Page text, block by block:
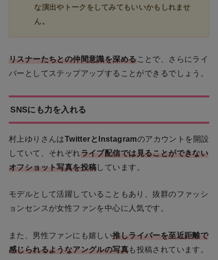
な演出やトークをしてみてもいいかもしれませ
ん。
リスナーたちとの仲間意識を深める ことで、さらにライ
バーとしてステップアップすることができるでしょう。
SNSにも力を入れる
村上ゆりさんはTwitterとInstagramのアカウントを開設
していて、それぞれライブ配信では見ることができない
オフショット写真を投稿しています。
モデルとして活躍していることもあり、抜群のファッシ
ョンセンスが女性ファンを中心に人気です。
また、男性ファンにも嬉しい推しライバーを至近距離で
感じられるようなアングルの写真も投稿されています。